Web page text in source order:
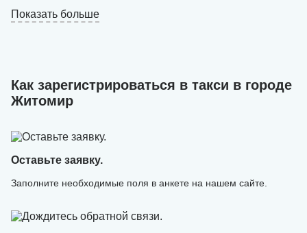
собственности личный автомобиль на украинской
ожидайте решения. Если оно положительное, уже в
течение дня можно будет выезжать на маршрут.
специалисты нашего сервиса создают аккаунт и
загружают в него необходимые данные.
Показать больше
Как зарегистрироваться в такси в городе
Житомир
Оставьте заявку.
Заполните необходимые поля в анкете на нашем сайте.